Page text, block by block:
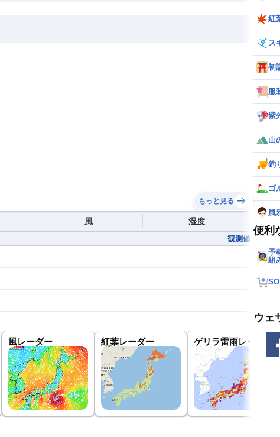
もっと見る
風 湿度
観測値
風レーダー 紅葉レーダー ゲリラ雷雨レーダー
紅
ス
初
服
紫
山
釣
ゴ
風
便利
予
組
ウェ